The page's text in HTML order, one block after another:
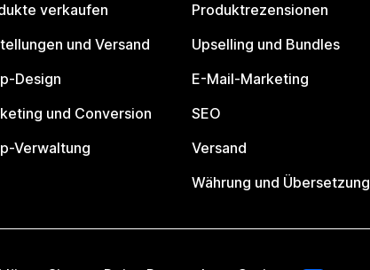
verkaufen
und Versand
Design
und Conversion
Verwaltung
Produktrezensionen
Upselling und Bundles
E-Mail-Marketing
SEO
Versand
Währung und Übersetzung